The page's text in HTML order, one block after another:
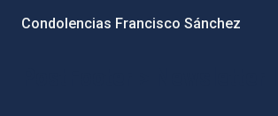
Condolencias Francisco Sánchez